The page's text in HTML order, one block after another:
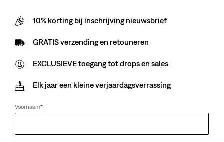
10% korting bij inschrijving nieuwsbrief
GRATIS verzending en retouneren
EXCLUSIEVE toegang tot drops en sales
Elk jaar een kleine verjaardagsverrassing
Voornaam*